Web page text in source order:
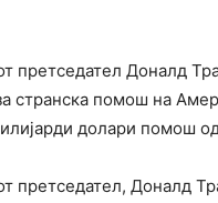
претседател Доналд
странска помош на
долари помош
претседател, Доналд